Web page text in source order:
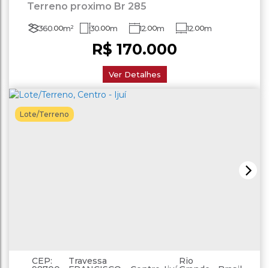
Terreno proximo Br 285
R$ 170.000
360.00m² 30.00m 12 .00m 12.00m
Ver Detalhes
Lote/Terreno
CEP: Travessa Rio